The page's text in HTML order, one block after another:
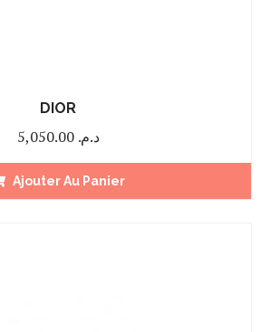
DIOR
د.م. 5,050.00
Ajouter Au Panier